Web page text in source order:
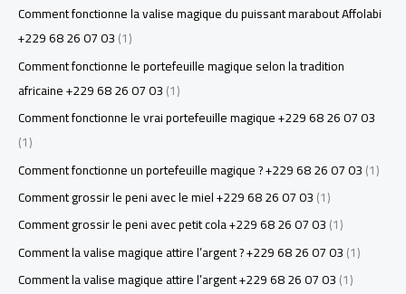
Comment fonctionne la valise magique du puissant marabout Affolabi
+229 68 26 07 03(1)
Comment fonctionne le portefeuille magique selon la tradition
africaine +229 68 26 07 03(1)
Comment fonctionne le vrai portefeuille magique +229 68 26 07 03
(1)
Comment fonctionne un portefeuille magique ? +229 68 26 07 03(1)
Comment grossir le peni avec le miel +229 68 26 07 03(1)
Comment grossir le peni avec petit cola +229 68 26 07 03(1)
Comment la valise magique attire l’argent ? +229 68 26 07 03(1)
Comment la valise magique attire l’argent +229 68 26 07 03(1)